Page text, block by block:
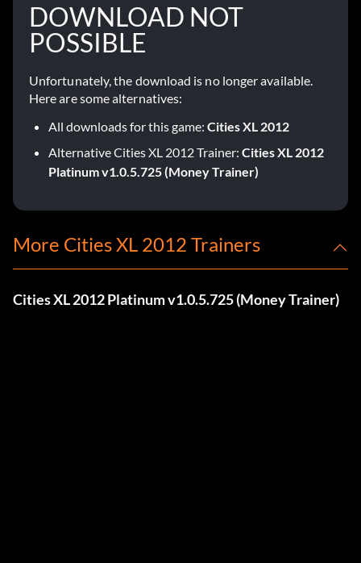
DOWNLOAD NOT
POSSIBLE
Unfortunately, the download is no longer available.
Here are some alternatives:
All downloads for this game: Cities XL 2012
Alternative Cities XL 2012 Trainer: Cities XL 2012
Platinum v1.0.5.725 (Money Trainer)
More Cities XL 2012 Trainers
Cities XL 2012 Platinum v1.0.5.725 (Money Trainer)